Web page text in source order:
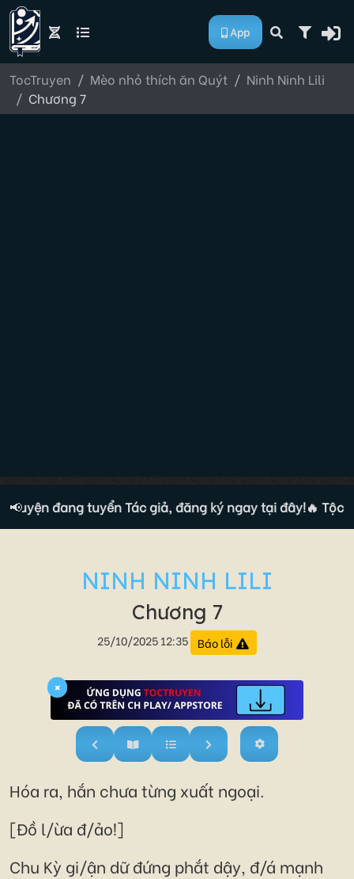
App
TocTruyen Mèo nhỏ thích ăn Quýt
Ninh Ninh Lili
Chương 7
📢 đang tuyển Tác giả, đăng ký ngay tại đây!🔥 Tộc
NINH NINH LILI
Chương 7
25/10/2025 12:35 Báo lỗi
×
Hóa ra, hắn chưa từng xuất ngoại.
[Đồ l/ừa đ/ảo!]
Chu Kỳ gi/ận dữ đứng phắt dậy, đ/á mạnh